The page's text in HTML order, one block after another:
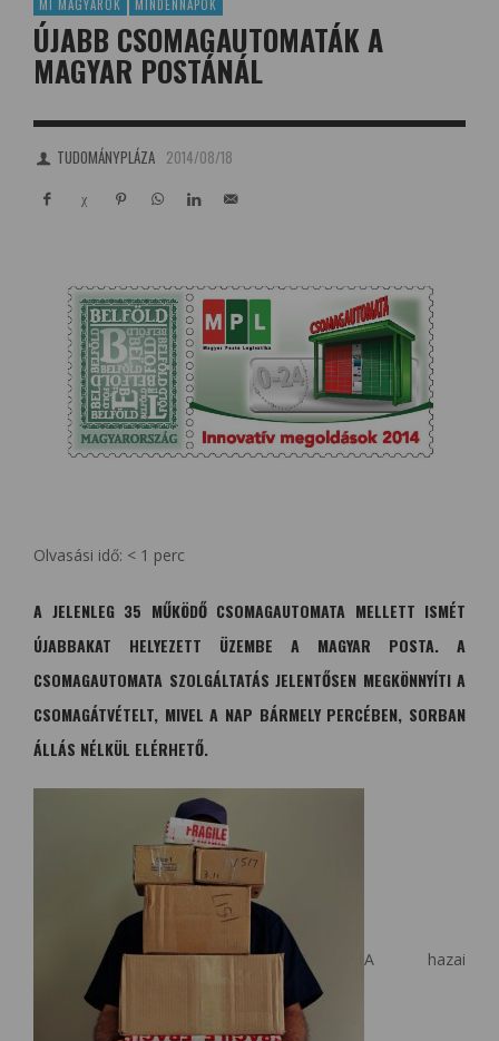
MI MAGYAROK MINDENNAPOK
ÚJABB CSOMAGAUTOMATÁK A
MAGYAR POSTÁNÁL
TUDOMÁNYPLÁZA 2014/08/18
Olvasási idő: < 1 perc
A JELENLEG 35 MŰKÖDŐ CSOMAGAUTOMATA MELLETT ISMÉT
ÚJABBAKAT HELYEZETT ÜZEMBE A MAGYAR POSTA. A
CSOMAGAUTOMATA SZOLGÁLTATÁS JELENTŐSEN MEGKÖNNYÍTI A
CSOMAGÁTVÉTELT, MIVEL A NAP BÁRMELY PERCÉBEN, SORBAN
ÁLLÁS NÉLKÜL ELÉRHETŐ.
A hazai